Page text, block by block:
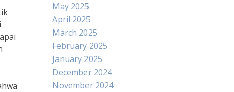
May 2025
April 2025
March 2025
February 2025
January 2025
December 2024
November 2024